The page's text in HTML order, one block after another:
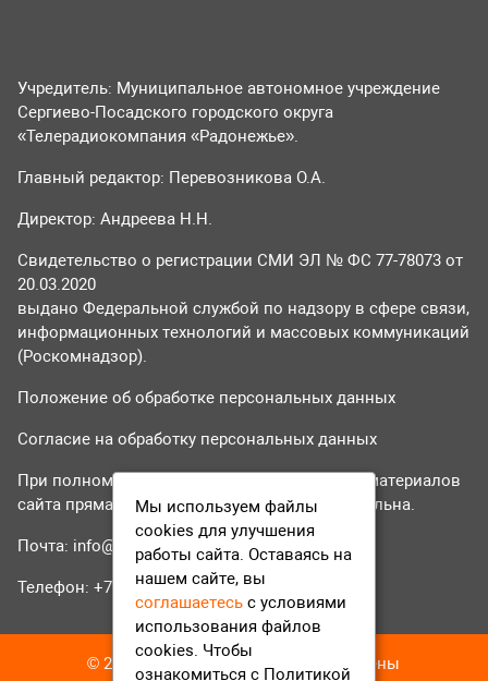
Учредитель: Муниципальное автономное учреждение
Сергиево-Посадского городского округа
«Телерадиокомпания «Радонежье».
Главный редактор: Перевозникова О.А.
Директор: Андреева Н.Н.
Свидетельство о регистрации СМИ ЭЛ № ФС 77-78073 от
20.03.2020
выдано Федеральной службой по надзору в сфере связи,
информационных технологий и массовых коммуникаций
(Роскомнадзор).
Положение об обработке персональных данных
Согласие на обработку персональных данных
При полном или частичном использовании материалов
сайта прямая гиперссылка на tvr24.tv обязательна.
Почта: info@tvr24.tv
Телефон: +7 (496) 551-04-95
© 2016-2023 ТВР24 Все права защищены
Мы используем файлы
cookies для улучшения
работы сайта. Оставаясь на
нашем сайте, вы
соглашаетесь с условиями
использования файлов
cookies. Чтобы
ознакомиться с Политикой